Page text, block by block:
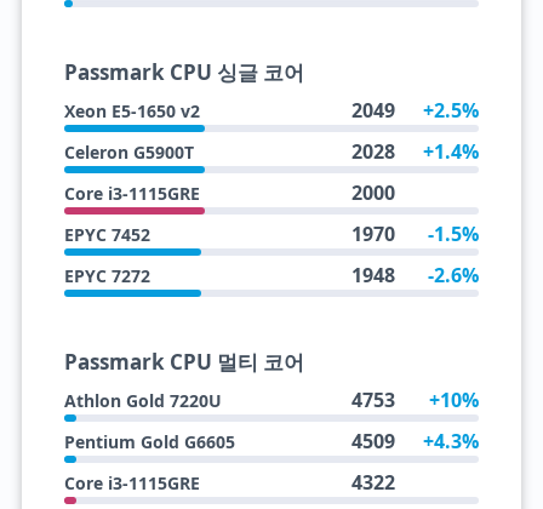
Passmark CPU 싱글 코어
Xeon E5-1650 v2 2049 +2.5%
Celeron G5900T 2028 +1.4%
Core i3-1115GRE 2000
EPYC 7452 1970 -1.5%
EPYC 7272 1948 -2.6%
Passmark CPU 멀티 코어
Athlon Gold 7220U 4753 +10%
Pentium Gold G6605 4509 +4.3%
Core i3-1115GRE 4322